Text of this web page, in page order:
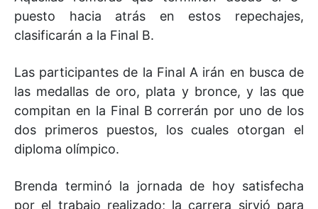
puesto hacia atrás en estos repechajes,
clasificarán a la Final B.
Las participantes de la Final A irán en busca de
las medallas de oro, plata y bronce, y las que
compitan en la Final B correrán por uno de los
dos primeros puestos, los cuales otorgan el
diploma olímpico.
Brenda terminó la jornada de hoy satisfecha
por el trabajo realizado; la carrera sirvió para